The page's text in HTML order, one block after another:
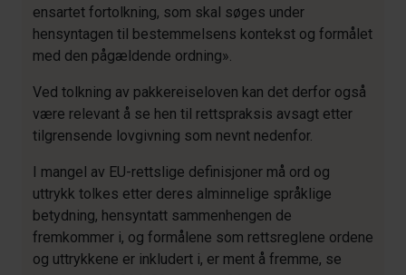
ensartet fortolkning, som skal søges under
hensyntagen til bestemmelsens kontekst og formålet
med den pågældende ordning».
Ved tolkning av pakkereiseloven kan det derfor også
være relevant å se hen til rettspraksis avsagt etter
tilgrensende lovgivning som nevnt nedenfor.
I mangel av EU-rettslige definisjoner må ord og
uttrykk tolkes etter deres alminnelige språklige
betydning, hensyntatt sammenhengen de
fremkommer i, og formålene som rettsreglene ordene
og uttrykkene er inkludert i, er ment å fremme, se